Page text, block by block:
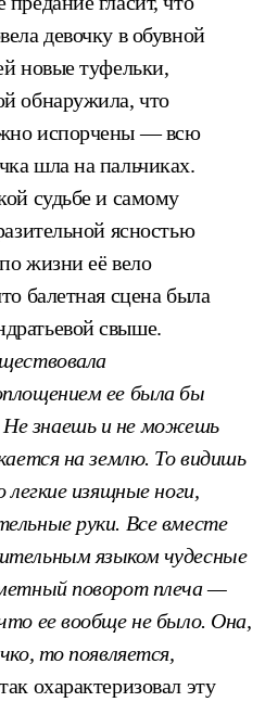
девочку в обувной
новые туфельки,
обнаружила, что
испорчены — всю
шла на пальчиках.
судьбе и самому
ясностью
жизни её вело
балетная сцена была
свыше.
ее была бы
знаешь и не можешь
на землю. То видишь
легкие изящные ноги,
руки. Все вместе
языком чудесные
поворот плеча —
ее вообще не было. Она,
то появляется,
охарактеризовал эту